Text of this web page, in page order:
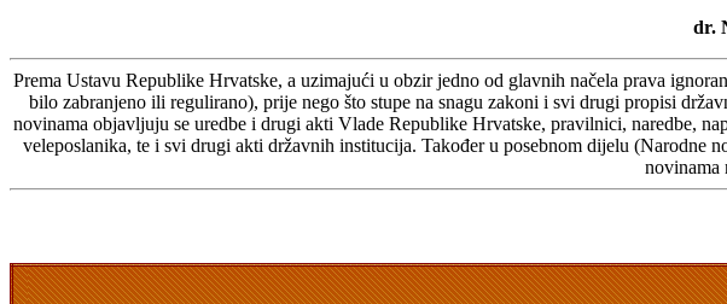
dr.
Prema Ustavu Republike Hrvatske, a uzimajući u obzir jedno od glavnih načela prava
bilo zabranjeno ili regulirano), prije nego što stupe na snagu zakoni i svi drugi propisi
novinama objavljuju se uredbe i drugi akti Vlade Republike Hrvatske, pravilnici, naredbe,
veleposlanika, te i svi drugi akti državnih institucija. Također u posebnom dijelu
novinama